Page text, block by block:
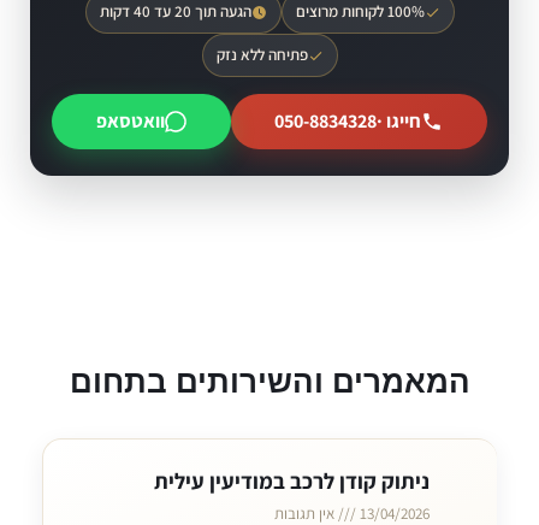
100% לקוחות מרוצים הגעה תוך 20 עד 40 דקות
פתיחה ללא נזק
חייגו ·050-8834328 וואטסאפ
המאמרים והשירותים בתחום
ניתוק קודן לרכב במודיעין עילית
13/04/2026 אין תגובות